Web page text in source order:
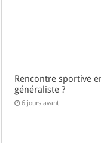
Rencontre sportive
généraliste ?
6 jours avant